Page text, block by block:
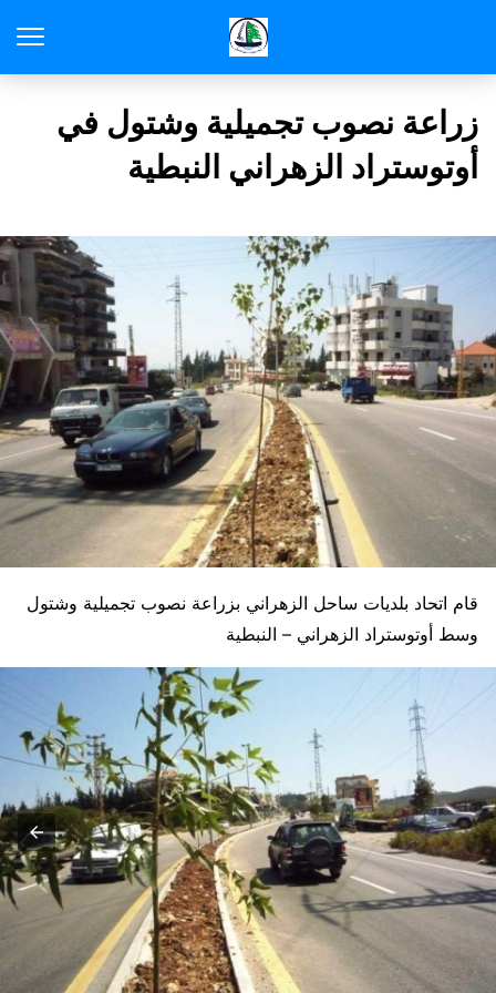
زراعة نصوب تجميلية وشتول في
أوتوستراد الزهراني النبطية
قام اتحاد بلديات ساحل الزهراني بزراعة نصوب تجميلية وشتول
وسط أوتوستراد الزهراني – النبطية